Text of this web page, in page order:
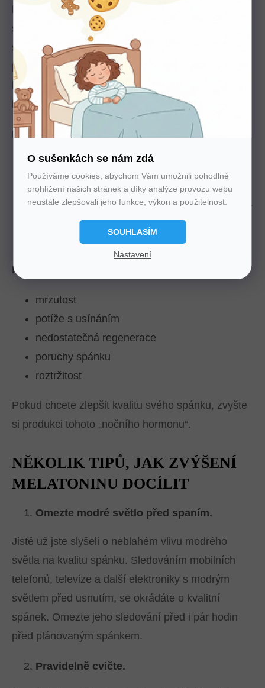
O sušenkách se nám zdá
Používáme cookies, abychom Vám umožnili pohodlné
prohlížení našich stránek a díky analýze provozu webu
neustále zlepšovali jeho funkce, výkon a použitelnost.
SOUHLASÍM
Nastavení
klesá, pokud na naší sítnici dopadá velké množství
světla. Proto je jeho tvorba závislá na fázi, ve které
se právě nachází den. S příchodem tmy jeho
produkce stoupá. Čím hlubší noc, tím je jeho
koncentrace vyšší. S blížícím se ránem jeho
hladina opět klesá.
Benefity melatoninu pro náš organismus:
ovlivňuje oběh krve i krevní tlak
ovlivňuje lidský endokrilní systém
ovlivňuje průběh stárnutí, tělesnou teplotu atd.
má silné antioxidanční účinky
posiluje imunitní soustavu
Mezi příznaky nedostatku melatoninu patří
mrzutost
potíže s usínáním
nedostatečná regenerace
poruchy spánku
roztržitost
Pokud chcete zlepšit kvalitu svého spánku, zvyšte
si produkci tohoto „nočního hormonu“.
NĚKOLIK TIPŮ, JAK ZVÝŠENÍ
MELATONINU DOCÍLIT
Omezte modré světlo před spaním.
Jistě už jste slyšeli o neblahém vlivu modrého
světla na kvalitu spánku. Sledováním mobilních
telefonů, televize a další elektroniky s modrým
světlem před usnutím, se okrádáte o kvalitní
spánek. Omezte jeho sledování před i pár hodin
před plánovaným spánkem.
Pravidelně cvičte.